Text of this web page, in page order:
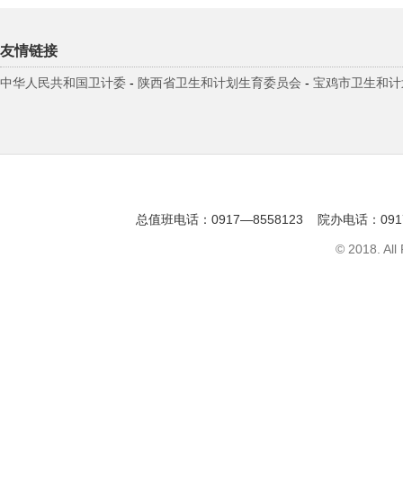
友情链接
中华人民共和国卫计委 - 陕西省卫生和计划生育委员会 - 宝鸡市卫生和
总值班电话：0917—8558123 院办电话：
© 2018. All